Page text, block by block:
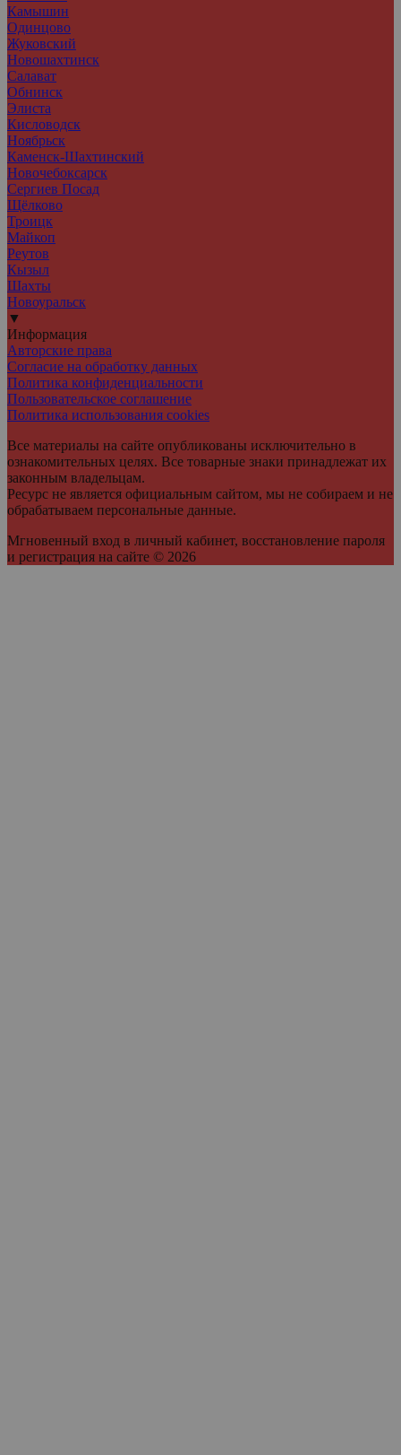
Камышин
Одинцово
Жуковский
Новошахтинск
Салават
Обнинск
Элиста
Кисловодск
Ноябрьск
Каменск-Шахтинский
Новочебоксарск
Сергиев Посад
Щёлково
Троицк
Майкоп
Реутов
Кызыл
Шахты
Новоуральск
▼
Информация
Авторские права
Согласие на обработку данных
Политика конфиденциальности
Пользовательское соглашение
Политика использования cookies
Все материалы на сайте опубликованы исключительно в
ознакомительных целях. Все товарные знаки принадлежат их
законным владельцам.
Ресурс не является официальным сайтом, мы не собираем и не
обрабатываем персональные данные.
Мгновенный вход в личный кабинет, восстановление пароля
и регистрация на сайте © 2026